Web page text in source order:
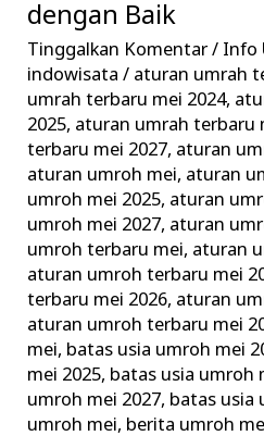
dengan Baik
Tinggalkan Komentar/ Info
indowisata/ aturan umrah
umrah terbaru mei 2024,
2025, aturan umrah terbaru
terbaru mei 2027, aturan
aturan umroh mei, aturan
umroh mei 2025, aturan
umroh mei 2027, aturan
umroh terbaru mei, aturan
aturan umroh terbaru mei
terbaru mei 2026, aturan
aturan umroh terbaru mei
mei, batas usia umroh mei
mei 2025, batas usia umroh
umroh mei 2027, batas usia
umroh mei, berita umroh
Umroh
Mei?
Perhatikan
Hal
Ini
dengan
Baik